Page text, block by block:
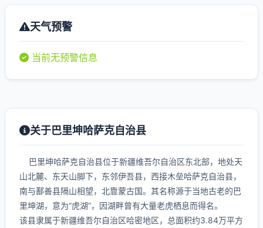
天气预警
当前无预警信息
关于巴里坤哈萨克自治县
巴里坤哈萨克自治县位于新疆维吾尔自治区东北部，地处天
山北麓、东天山脚下，东邻伊吾县，西接木垒哈萨克自治县，
南与鄯善县隔山相望，北靠蒙古国。其名称源于当地古老的巴
里坤湖，意为“虎湖”，因湖畔曾有大量老虎栖息而得名。
该县隶属于新疆维吾尔自治区哈密地区，总面积约3.84万平方